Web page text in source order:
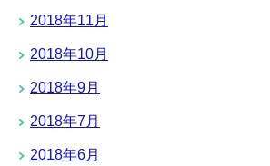
2018年11月
2018年10月
2018年9月
2018年7月
2018年6月